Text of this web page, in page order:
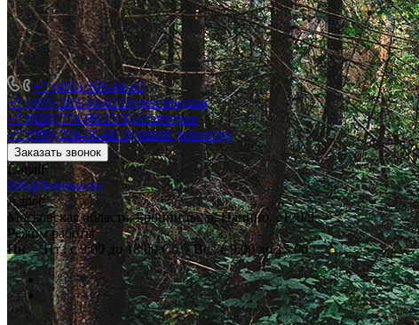
+7 (495) 203-44-62
+7 (495) 203-44-62Отдел продаж
+7 (926) 774-99-15Бухгалтерия
+7 (999) 228-66-60Лучший директор
Заказать звонок
E-mail
info@koromo.ru
Адрес
Московская область, Бронницы, д. Панино, с120/9
Режим работы
Пн. – Пт.: с 9:00 до 18:00 Сб. - Вс.: с 9:00 до 15:00